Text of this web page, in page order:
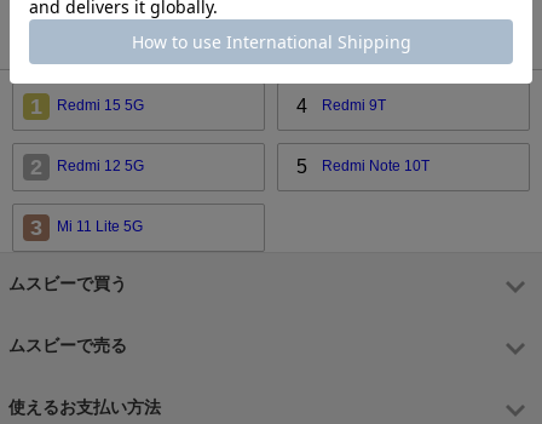
Xiaomi（スマートフォン）のリアルタイムランキング
1 Redmi 15 5G
2 Redmi 12 5G
3 Mi 11 Lite 5G
4 Redmi 9T
5 Redmi Note 10T
ムスビーで買う
ムスビーで売る
使えるお支払い方法